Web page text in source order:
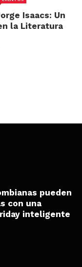
Isaacs: Un
la Literatura
pueden
con una
inteligente